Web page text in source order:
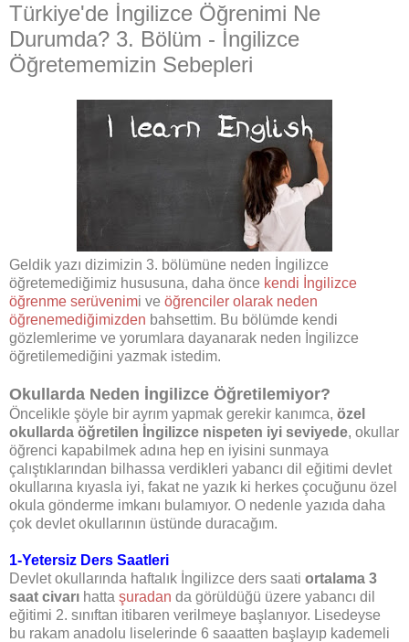
Türkiye'de İngilizce Öğrenimi Ne
Durumda? 3. Bölüm - İngilizce
Öğretememizin Sebepleri
Geldik yazı dizimizin 3. bölümüne neden İngilizce
öğretemediğimiz hususuna, daha önce kendi İngilizce
öğrenme serüvenimi ve öğrenciler olarak neden
öğrenemediğimizden bahsettim. Bu bölümde kendi
gözlemlerime ve yorumlara dayanarak neden İngilizce
öğretilemediğini yazmak istedim.
Okullarda Neden İngilizce Öğretilemiyor?
Öncelikle şöyle bir ayrım yapmak gerekir kanımca, özel
okullarda öğretilen İngilizce nispeten iyi seviyede, okullar
öğrenci kapabilmek adına hep en iyisini sunmaya
çalıştıklarından bilhassa verdikleri yabancı dil eğitimi devlet
okullarına kıyasla iyi, fakat ne yazık ki herkes çocuğunu özel
okula gönderme imkanı bulamıyor. O nedenle yazıda daha
çok devlet okullarının üstünde duracağım.
1-Yetersiz Ders Saatleri
Devlet okullarında haftalık İngilizce ders saati ortalama 3
saat civarı hatta şuradan da görüldüğü üzere yabancı dil
eğitimi 2. sınıftan itibaren verilmeye başlanıyor. Lisedeyse
bu rakam anadolu liselerinde 6 saaatten başlayıp kademeli